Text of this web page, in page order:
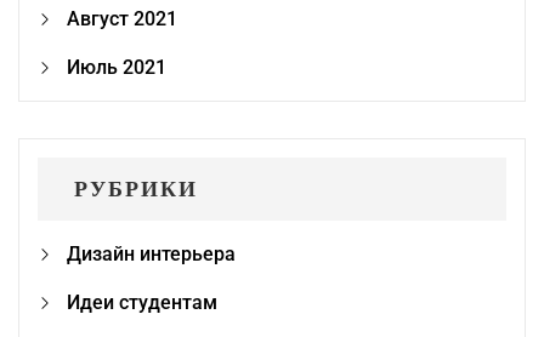
Август 2021
Июль 2021
РУБРИКИ
Дизайн интерьера
Идеи студентам